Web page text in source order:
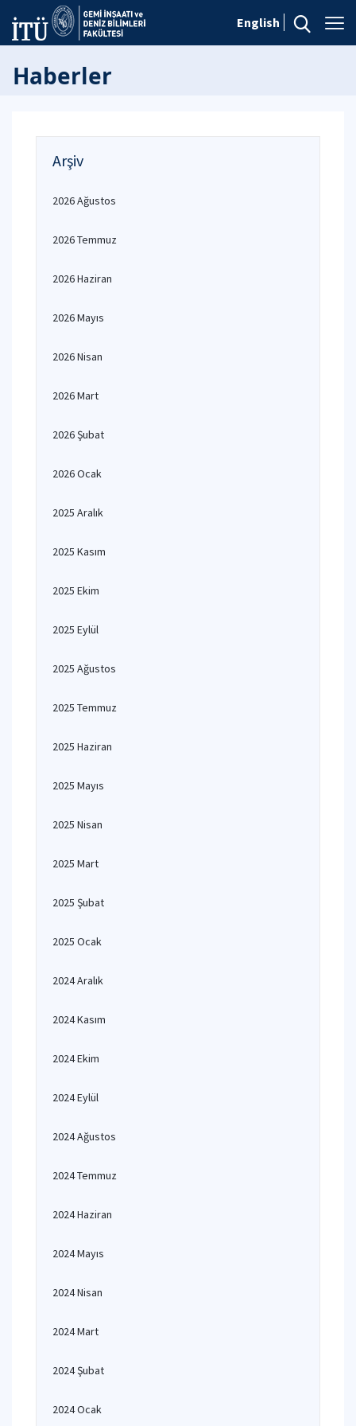
English
Haberler
Arşiv
2026 Ağustos
2026 Temmuz
2026 Haziran
2026 Mayıs
2026 Nisan
2026 Mart
2026 Şubat
2026 Ocak
2025 Aralık
2025 Kasım
2025 Ekim
2025 Eylül
2025 Ağustos
2025 Temmuz
2025 Haziran
2025 Mayıs
2025 Nisan
2025 Mart
2025 Şubat
2025 Ocak
2024 Aralık
2024 Kasım
2024 Ekim
2024 Eylül
2024 Ağustos
2024 Temmuz
2024 Haziran
2024 Mayıs
2024 Nisan
2024 Mart
2024 Şubat
2024 Ocak